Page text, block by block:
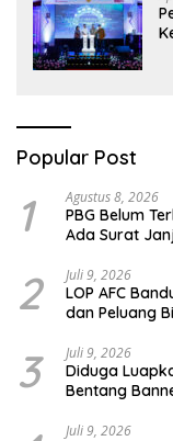
Popular Post
1 Agustus 8, 2026
PBG Belum
Ada Surat
2 Juli 9, 2026
LOP AFC
dan Peluang
3 Juli 9, 2026
Diduga
Bentang
Juli 9, 2026